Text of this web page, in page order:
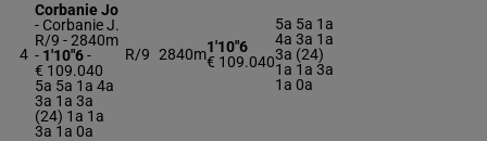
4
Corbanie Jo
- Corbanie J.
R/9 - 2840m
- 1'10"6-
€ 109.040
5a 5a 1a 4a
3a 1a 3a
(24) 1a 1a
3a 1a 0a
R/9 2840m1'10"6
€ 109.040
5a 5a 1a
4a 3a 1a
3a (24)
1a 1a 3a
1a 0a